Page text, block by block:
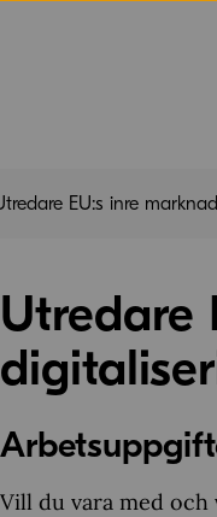
EU:s inre
Utredare
Vill du vara med och